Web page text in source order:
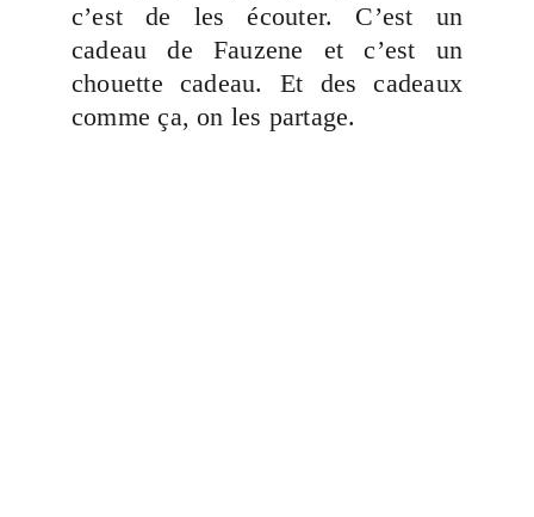
c’est de les écouter. C’est un
cadeau de Fauzene et c’est un
chouette cadeau. Et des cadeaux
comme ça, on les partage.